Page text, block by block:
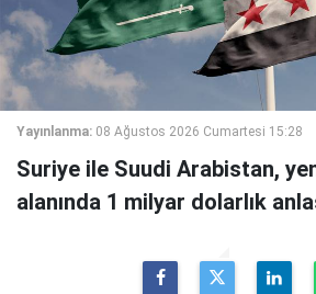
Yayınlanma: 08 Ağustos 2026 Cumartesi 15:28
Suriye ile Suudi Arabistan,
alanında 1 milyar dolarlık